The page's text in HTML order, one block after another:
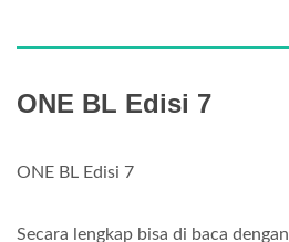
ONE BL Edisi 7
ONE BL Edisi 7
Secara lengkap bisa di baca dengan